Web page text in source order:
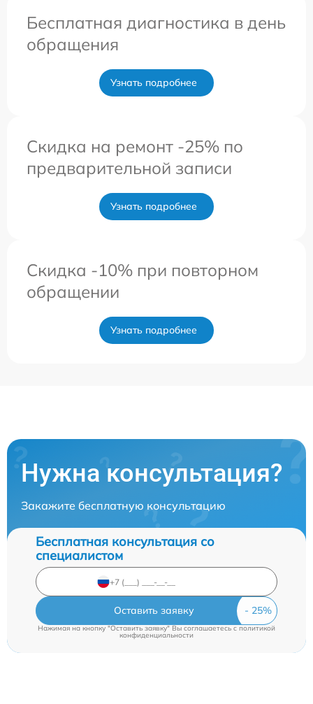
Бесплатная диагностика в день
обращения
Узнать подробнее
Скидка на ремонт -25% по
предварительной записи
Узнать подробнее
Скидка -10% при повторном
обращении
Узнать подробнее
Нужна консультация?
Закажите бесплатную консультацию
Бесплатная консультация со
специалистом
Оставить заявку
Нажимая на кнопку "Оставить заявку" Вы соглашаетесь cполитикой
конфиденциальности